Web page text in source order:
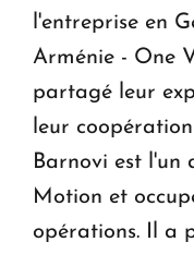
l'entreprise en
Arménie - One
partagé leur
leur
Barnovi est l'un
Motion et
opérations. Il a